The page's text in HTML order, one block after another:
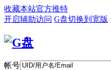
收藏本站官方推特
开启辅助访问 G盘切换到宽版
帐号